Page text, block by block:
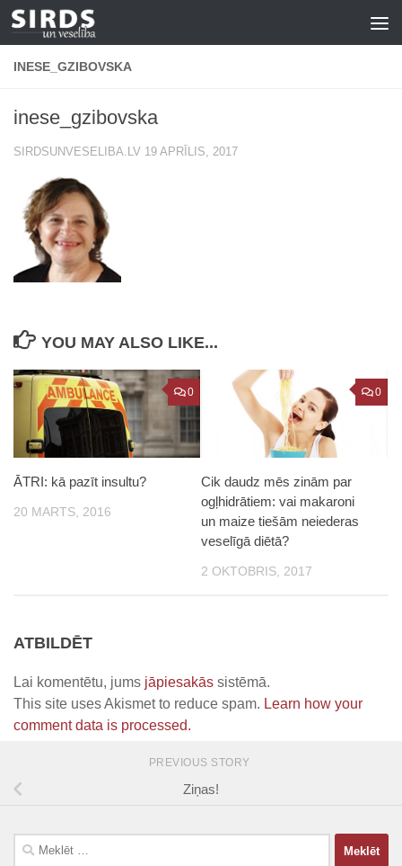
Skip to content
INESE_GZIBOVSKA
inese_gzibovska
SIRDSUNVESELIBA.LV 19 APRĪLIS, 2017
YOU MAY ALSO LIKE...
0
ĀTRI: kā pazīt insultu?
20 MARTS, 2016
0
Cik daudz mēs zinām par
ogļhidrātiem: vai makaroni
un maize tiešām neiederas
veselīgā diētā?
2 OKTOBRIS, 2017
ATBILDĒT
Lai komentētu, jums jāpiesakās sistēmā.
This site uses Akismet to reduce spam. Learn how your
comment data is processed.
PREVIOUS STORY
Ziņas!
Meklēt: